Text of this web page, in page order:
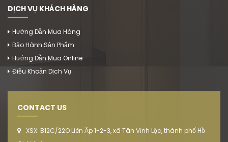
DỊCH VỤ KHÁCH HÀNG
Hướng Dẫn Mua Hàng
Bảo Hành Sản Phẩm
Hướng Dẫn Mua Online
Điều Khoản Dịch Vụ
CONTACT US
XSX: B12C/22O Liên Ấp 1-2-3, xã Tân Vĩnh Lộc, thành phố Hồ